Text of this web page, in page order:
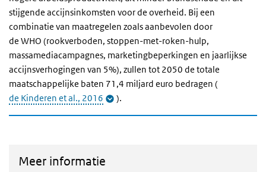
stijgende accijnsinkomsten voor de overheid. Bij een
combinatie van maatregelen zoals aanbevolen door
de WHO (rookverboden, stoppen-met-roken-hulp,
massamediacampagnes, marketingbeperkingen en jaarlijkse
accijnsverhogingen van 5%), zullen tot 2050 de totale
maatschappelijke baten 71,4 miljard euro bedragen (
de Kinderen et al., 2016
).
Meer informatie